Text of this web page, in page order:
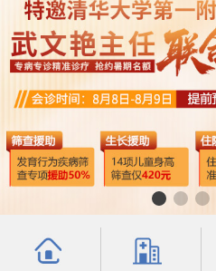
专家团队
科室导航
行为发育科
小儿内分泌科